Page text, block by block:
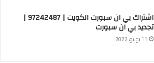
اشتراك بي ان سبورت الكويت | 97242487 |
تجديد بي ان سبورت
11 يونيو، 2022